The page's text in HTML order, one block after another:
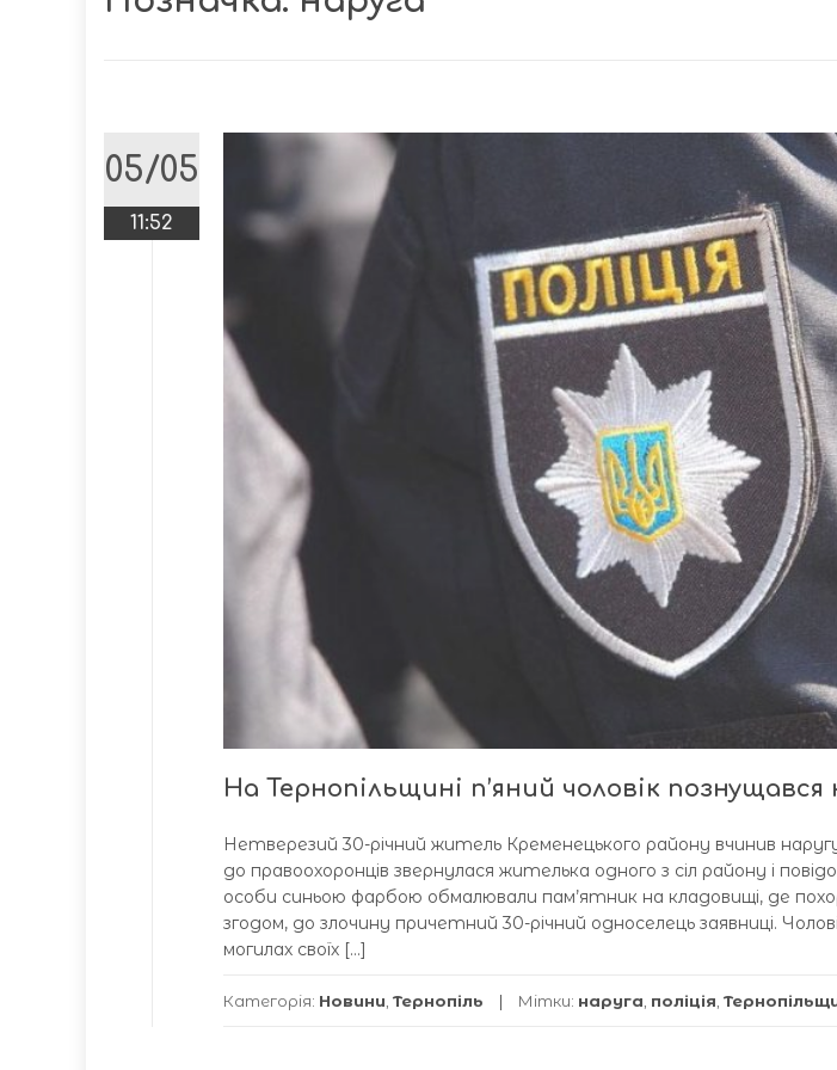
05/05
11:52
На Тернопільщині п’яний чоловік
Нетверезий 30-річний житель Кременецького району вчинив
до правоохоронців звернулася жителька одного з сіл району і
особи синьою фарбою обмалювали пам’ятник на кладовищі, де
згодом, до злочину причетний 30-річний односелець заявниці.
могилах своїх […]
Категорія: Новини Тернопіль Мітки: наруга поліція